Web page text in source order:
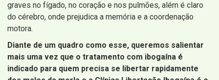
graves no fígado, no coração e nos pulmões, além é claro
do cérebro, onde prejudica a memória e a coordenação
motora.
Diante de um quadro como esse, queremos salientar
mais uma vez que o tratamento com ibogaína é
indicado para quem precisa se libertar rapidamente